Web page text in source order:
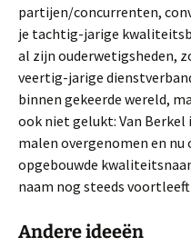
partijen/concurrenten,
je tachtig-jarige
al zijn ouderwetigsheden,
veertig-jarige
binnen gekeerde wereld,
ook niet gelukt: Van Berkel
malen overgenomen en nu
opgebouwde
naam nog steeds
Andere ideeën